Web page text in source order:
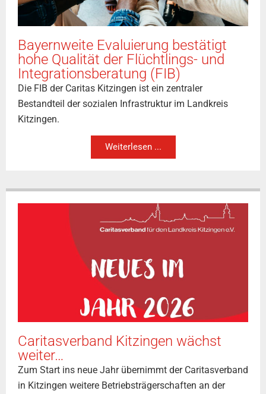
Bayernweite Evaluierung bestätigt
hohe Qualität der Flüchtlings- und
Integrationsberatung (FIB)
Die FIB der Caritas Kitzingen ist ein zentraler
Bestandteil der sozialen Infrastruktur im Landkreis
Kitzingen.
Weiterlesen ...
Caritasverband Kitzingen wächst
weiter…
Zum Start ins neue Jahr übernimmt der Caritasverband
in Kitzingen weitere Betriebsträgerschaften an der